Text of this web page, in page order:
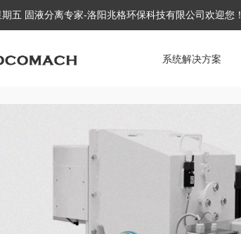
五 固液分离专家-洛阳兆格环保科技有限公司欢迎您！
系统解决方案
/产品中心/液压榨油机配套设备